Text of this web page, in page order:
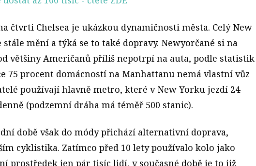
čtvrti Chelsea je ukázkou dynamičnosti města. Celý New
stále mění a týká se to také dopravy. Newyorčané si na
většiny Američanů příliš nepotrpí na auta, podle statistik
75 procent domácností na Manhattanu nemá vlastní vůz
používají hlavně metro, které v New Yorku jezdí 24
(podzemní dráha má téměř 500 stanic).
době však do módy přichází alternativní doprava,
cyklistika. Zatímco před 10 lety používalo kolo jako
prostředek jen pár tisíc lidí, v současné době je to již